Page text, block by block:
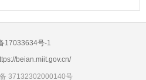
17033634号-1
beian.miit.gov.cn/
37132302000140号